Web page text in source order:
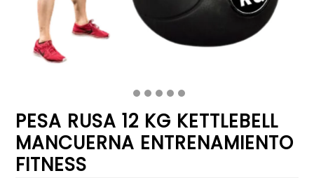
PESA RUSA 12 KG KETTLEBELL
MANCUERNA ENTRENAMIENTO
FITNESS